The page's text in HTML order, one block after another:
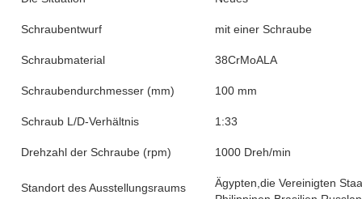
Schraubentwurf mit einer Schraube
Schraubmaterial 38CrMoALA
Schraubendurchmesser (mm) 100 mm
Schraub L/D-Verhältnis 1:33
Drehzahl der Schraube (rpm) 1000 Dreh/min
Standort des Ausstellungsraums
Ägypten,die Vereinigten